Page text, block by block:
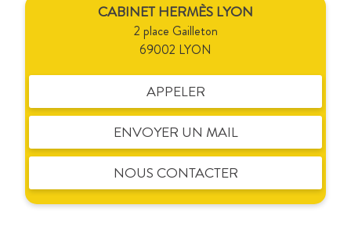
CABINET HERMÈS LYON
2 place Gailleton
69002 LYON
APPELER
ENVOYER UN MAIL
NOUS CONTACTER